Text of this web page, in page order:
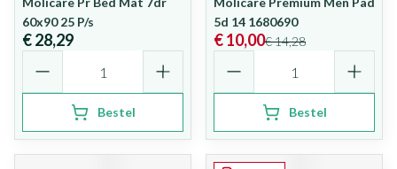
60x90 25 P/s
€ 28,29
Bestel
5d 14 1680690
€ 14,28
€ 10,00
Bestel